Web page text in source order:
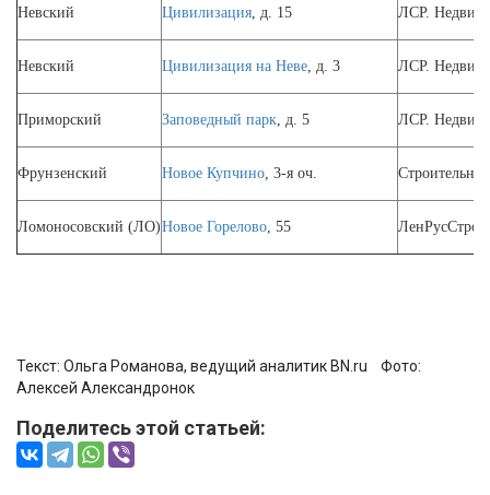
Невский Цивилизация, д. 15 ЛСР.
Невский Цивилизация на Неве, д. 3 ЛСР.
Приморский Заповедный парк, д. 5 ЛСР.
Фрунзенский Новое Купчино, 3-я оч.
Ломоносовский (ЛО)Новое Горелово, 55 ЛенРусСтрой
Текст: Ольга Романова, ведущий аналитик BN.ru Фото:
Алексей Александронок
Поделитесь этой статьей: